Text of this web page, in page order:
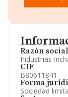
Razón social
Industrias
CIF
B80611841
Forma
Sociedad
Directivos